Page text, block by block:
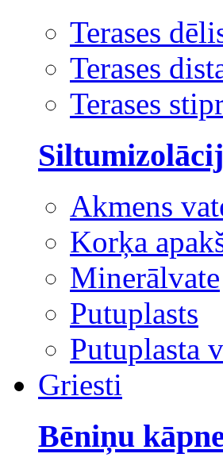
Terases
Terases
Terases
Akmens
Korķa
Minerālvate
Putuplasts
Putuplasta
Griesti
Bēniņu